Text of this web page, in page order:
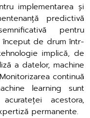
implementarea și
predictivă
pentru
început de drum într-
implică, de
a datelor, machine
continuă
learning sunt
acestora,
permanente.